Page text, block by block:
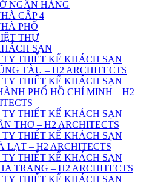
NGÂN HÀNG
CẤP 4
PHỐ
THỰ
SẠN
TY THIẾT KẾ KHÁCH SẠN
TÀU – H2 ARCHITECTS
TY THIẾT KẾ KHÁCH SẠN
PHỐ HỒ CHÍ MINH – H2
TY THIẾT KẾ KHÁCH SẠN
THƠ – H2 ARCHITECTS
TY THIẾT KẾ KHÁCH SẠN
LẠT – H2 ARCHITECTS
TY THIẾT KẾ KHÁCH SẠN
TRANG – H2 ARCHITECTS
TY THIẾT KẾ KHÁCH SẠN